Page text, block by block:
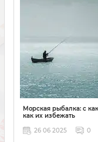
Морская рыбалка: с
как их избежать
26 06 2025
0